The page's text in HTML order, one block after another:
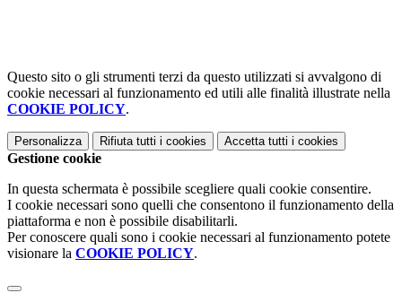
Questo sito o gli strumenti terzi da questo utilizzati si avvalgono di
cookie necessari al funzionamento ed utili alle finalità illustrate nella
COOKIE POLICY.
Personalizza Rifiuta tutti i cookies Accetta tutti i cookies
Gestione cookie
In questa schermata è possibile scegliere quali cookie consentire.
I cookie necessari sono quelli che consentono il funzionamento della
piattaforma e non è possibile disabilitarli.
Per conoscere quali sono i cookie necessari al funzionamento potete
visionare la COOKIE POLICY.